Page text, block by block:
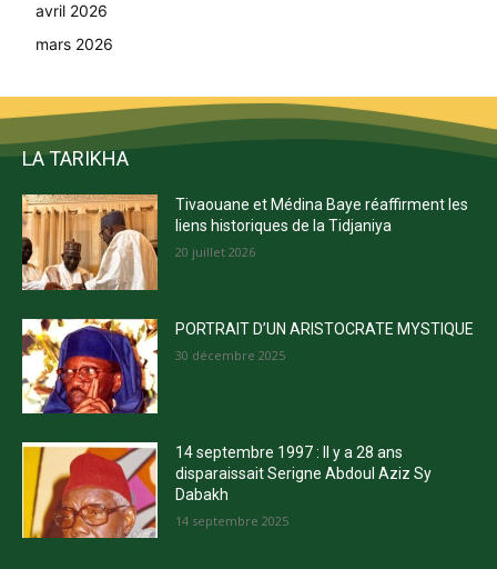
avril 2026
mars 2026
LA TARIKHA
Tivaouane et Médina Baye réaffirment les
liens historiques de la Tidjaniya
20 juillet 2026
PORTRAIT D’UN ARISTOCRATE MYSTIQUE
30 décembre 2025
14 septembre 1997 : Il y a 28 ans
disparaissait Serigne Abdoul Aziz Sy
Dabakh
14 septembre 2025